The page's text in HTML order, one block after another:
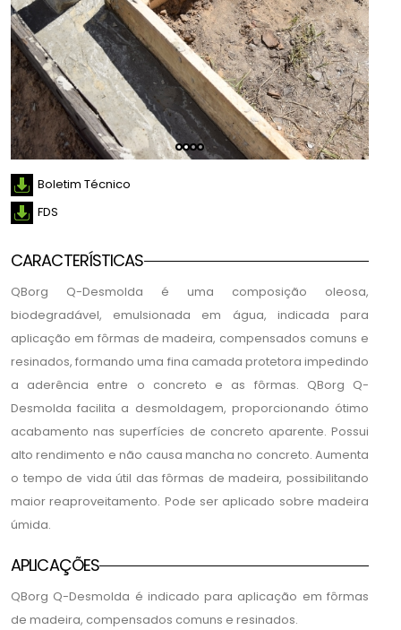
Boletim Técnico
FDS
CARACTERÍSTICAS
QBorg Q-Desmolda é uma composição oleosa,
biodegradável, emulsionada em água, indicada para
aplicação em fôrmas de madeira, compensados comuns e
resinados, formando uma fina camada protetora impedindo
a aderência entre o concreto e as fôrmas. QBorg Q-
Desmolda facilita a desmoldagem, proporcionando ótimo
acabamento nas superfícies de concreto aparente. Possui
alto rendimento e não causa mancha no concreto. Aumenta
o tempo de vida útil das fôrmas de madeira, possibilitando
maior reaproveitamento. Pode ser aplicado sobre madeira
úmida.
APLICAÇÕES
QBorg Q-Desmolda é indicado para aplicação em fôrmas
de madeira, compensados comuns e resinados.